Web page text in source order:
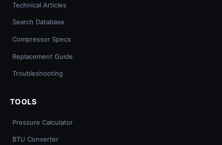
Technical Articles
Search Database
Compressor Specs
Replacement Guide
Troubleshooting
TOOLS
Pressure Calculator
BTU Converter